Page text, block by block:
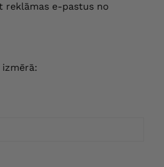
reklāmas e-pastus no